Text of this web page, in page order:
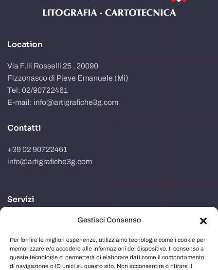
Gestisci Consenso
Per fornire le migliori esperienze, utilizziamo tecnologie come i cookie per
memorizzare e/o accedere alle informazioni del dispositivo. Il consenso a
queste tecnologie ci permetterà di elaborare dati come il comportamento
di navigazione o ID unici su questo sito. Non acconsentire o ritirare il
Location
Via F.lli Rosselli 25 , 20090
Fizzonasco di Pieve Emanuele (Mi)
Tel: 02/90722461
E-mail: info@artigrafiche3g.com
Contatti
+39 02 90722461
info@artigrafiche3g.com
Servizi
Realizzazione packaging
Progettazione e studio grafico
Comunicazione in store